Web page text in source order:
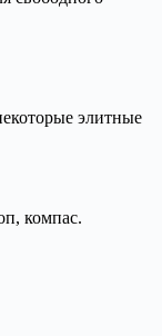
элитные
компас.